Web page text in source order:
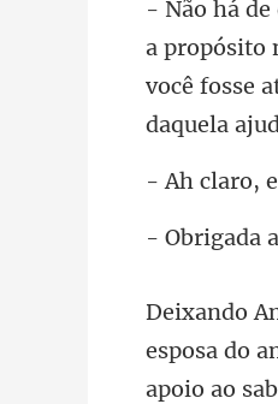
você fosse
,
- Obrig
apoio ao